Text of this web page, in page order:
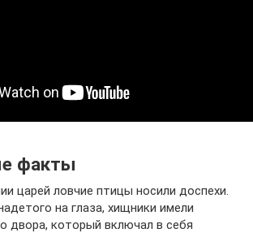
факты
царей ловчие птицы носили доспехи.
на глаза, хищники имели
двора, который включал в себя